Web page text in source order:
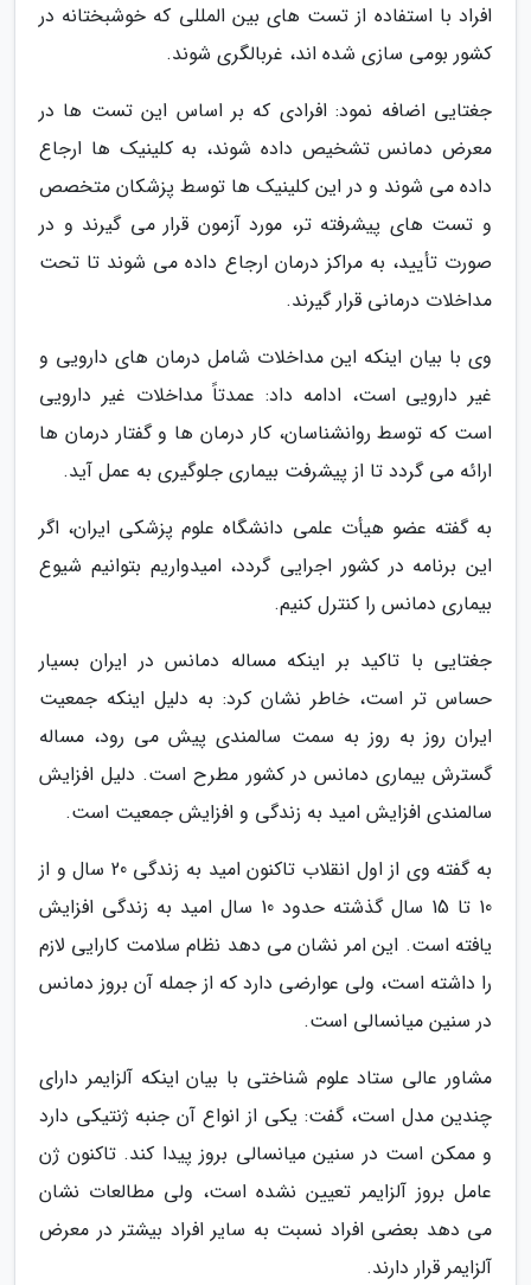
افراد با استفاده از تست های بین المللی که خوشبختانه در
کشور بومی سازی شده اند، غربالگری شوند.
جغتایی اضافه نمود: افرادی که بر اساس این تست ها در
معرض دمانس تشخیص داده شوند، به کلینیک ها ارجاع
داده می شوند و در این کلینیک ها توسط پزشکان متخصص
و تست های پیشرفته تر، مورد آزمون قرار می گیرند و در
صورت تأیید، به مراکز درمان ارجاع داده می شوند تا تحت
مداخلات درمانی قرار گیرند.
وی با بیان اینکه این مداخلات شامل درمان های دارویی و
غیر دارویی است، ادامه داد: عمدتاً مداخلات غیر دارویی
است که توسط روانشناسان، کار درمان ها و گفتار درمان ها
ارائه می گردد تا از پیشرفت بیماری جلوگیری به عمل آید.
به گفته عضو هیأت علمی دانشگاه علوم پزشکی ایران، اگر
این برنامه در کشور اجرایی گردد، امیدواریم بتوانیم شیوع
بیماری دمانس را کنترل کنیم.
جغتایی با تاکید بر اینکه مساله دمانس در ایران بسیار
حساس تر است، خاطر نشان کرد: به دلیل اینکه جمعیت
ایران روز به روز به سمت سالمندی پیش می رود، مساله
گسترش بیماری دمانس در کشور مطرح است. دلیل افزایش
سالمندی افزایش امید به زندگی و افزایش جمعیت است.
به گفته وی از اول انقلاب تاکنون امید به زندگی 20 سال و از
10 تا 15 سال گذشته حدود 10 سال امید به زندگی افزایش
یافته است. این امر نشان می دهد نظام سلامت کارایی لازم
را داشته است، ولی عوارضی دارد که از جمله آن بروز دمانس
در سنین میانسالی است.
مشاور عالی ستاد علوم شناختی با بیان اینکه آلزایمر دارای
چندین مدل است، گفت: یکی از انواع آن جنبه ژنتیکی دارد
و ممکن است در سنین میانسالی بروز پیدا کند. تاکنون ژن
عامل بروز آلزایمر تعیین نشده است، ولی مطالعات نشان
می دهد بعضی افراد نسبت به سایر افراد بیشتر در معرض
آلزایمر قرار دارند.